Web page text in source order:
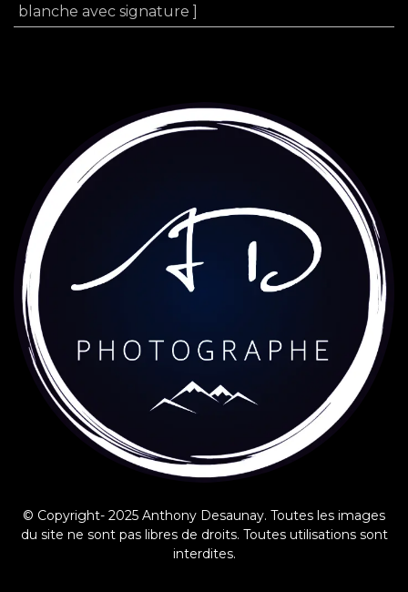
blanche avec signature ]
© Copyright- 2025 Anthony Desaunay. Toutes les images
du site ne sont pas libres de droits. Toutes utilisations sont
interdites.